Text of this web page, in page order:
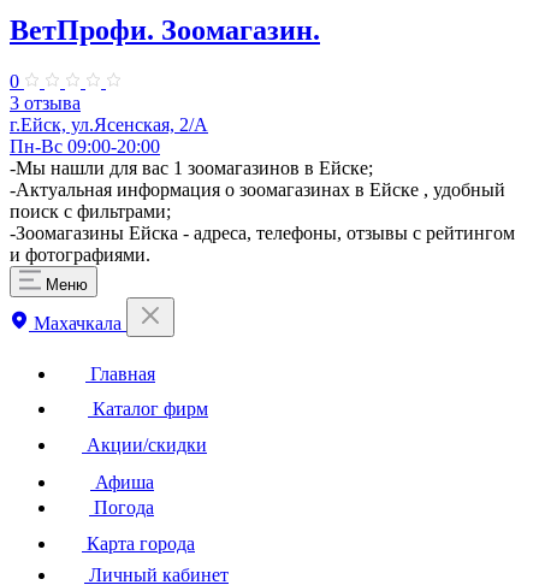
ВетПрофи. Зоомагазин.
0
3 отзыва
г.Ейск, ул.Ясенская, 2/А
Пн-Вс 09:00-20:00
-Мы нашли для вас 1 зоомагазинов в Ейске;
-Актуальная информация о зоомагазинах в Ейске , удобный
поиск с фильтрами;
-Зоомагазины Ейска - адреса, телефоны, отзывы с рейтингом
и фотографиями.
Меню
Махачкала
Главная
Каталог фирм
Акции/скидки
Афиша
Погода
Карта города
Личный кабинет